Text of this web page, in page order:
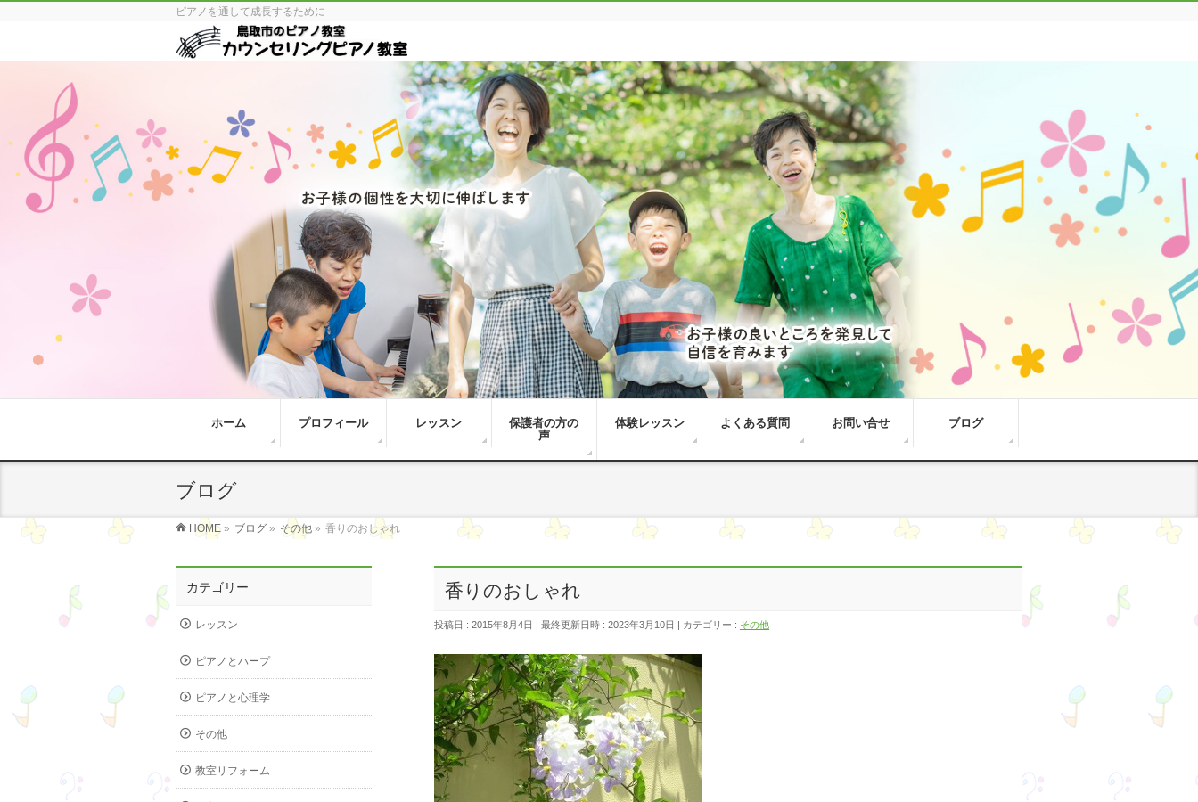
ピアノを通して成長するために
ホーム プロフィール レッスン
保護者の方の
声
体験レッスン よくある質問 お問い合せ ブログ
ブログ
HOME » ブログ » その他 » 香りのおしゃれ
香りのおしゃれ
投稿日 : 2015年8月4日 最終更新日時 : 2023年3月10日 カテゴリー : その他
カテゴリー
レッスン
ピアノとハープ
ピアノと心理学
その他
教室リフォーム